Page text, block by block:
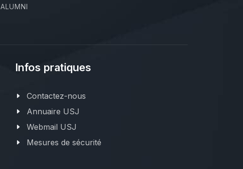
ALUMNI
Infos pratiques
Contactez-nous
Annuaire USJ
Webmail USJ
Mesures de sécurité